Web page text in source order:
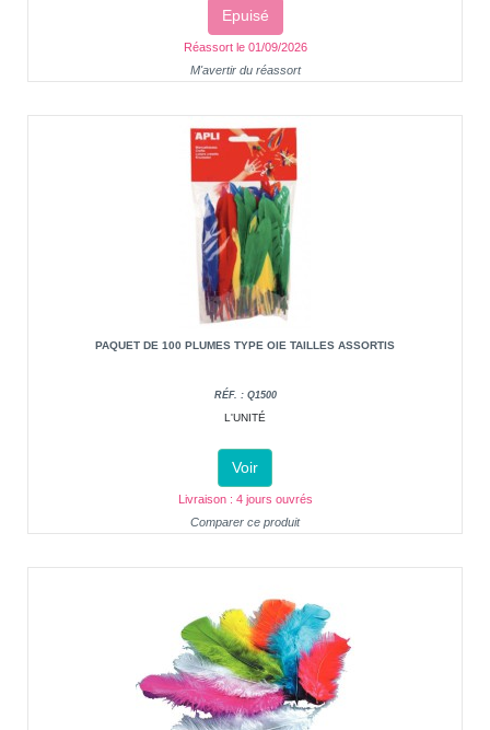
Epuisé
Réassort le 01/09/2026
M'avertir du réassort
PAQUET DE 100 PLUMES TYPE OIE TAILLES ASSORTIS
RÉF. : Q1500
L'UNITÉ
Voir
Livraison : 4 jours ouvrés
Comparer ce produit